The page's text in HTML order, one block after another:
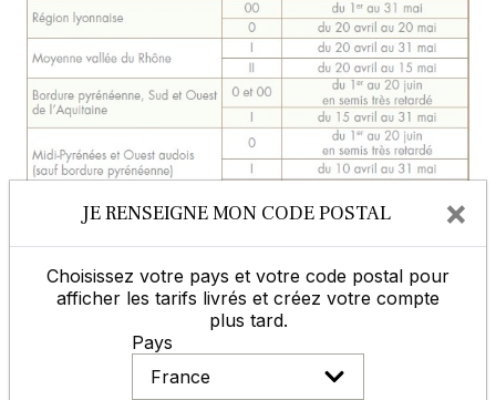
Infos cahier des charges, chartes de
qualités, normes …
Pour nos semences certifiées, il est indispensable
de conserver l'étiquette de certification avec le
JE RENSEIGNE MON CODE POSTAL ×
Choisissez votre pays et votre code postal pour
afficher les tarifs livrés et créez votre compte
plus tard.
Pays